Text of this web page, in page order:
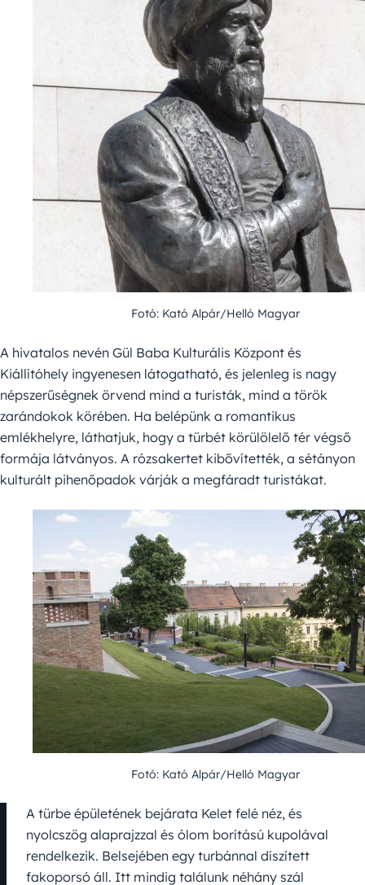
Fotó: Kató Alpár/Helló Magyar
A hivatalos nevén Gül Baba Kulturális Központ és
Kiállítóhely ingyenesen látogatható, és jelenleg is nagy
népszerűségnek örvend mind a turisták, mind a török
zarándokok körében. Ha belépünk a romantikus
emlékhelyre, láthatjuk, hogy a türbét körülölelő tér végső
formája látványos. A rózsakertet kibővítették, a sétányon
kulturált pihenőpadok várják a megfáradt turistákat.
Fotó: Kató Alpár/Helló Magyar
A türbe épületének bejárata Kelet felé néz, és
nyolcszög alaprajzzal és ólom borítású kupolával
rendelkezik. Belsejében egy turbánnal díszített
fakoporsó áll. Itt mindig találunk néhány szál